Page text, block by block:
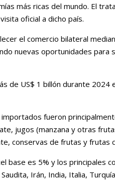
más ricas del mundo. El
oficial a dicho país.
el comercio bilateral
nuevas oportunidades
de US$ 1 billón durante
fueron
jugos (manzana y otras
conservas de frutas y frutas
base es 5% y los principales
Saudita, Irán, India, Italia,